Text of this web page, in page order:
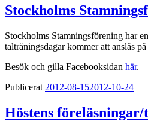
Stockholms
Stockholms Stamningsförening har
talträningsdagar kommer att anslås
Besök och gilla Facebooksidan här.
Publicerat 2012-08-152012-10-24
Höstens